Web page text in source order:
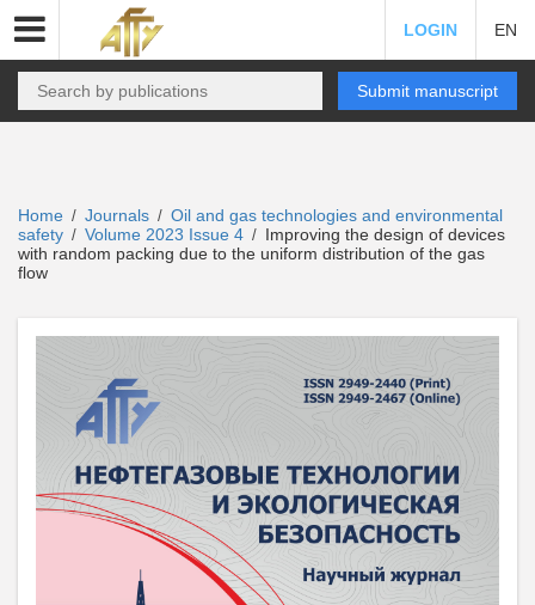
LOGIN EN
Submit manuscript
Home / Journals / Oil and gas technologies and environmental
safety / Volume 2023 Issue 4 / Improving the design of devices
with random packing due to the uniform distribution of the gas
flow